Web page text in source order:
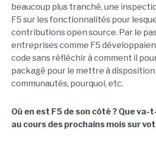
beaucoup plus tranché, une
F5 sur les fonctionnalités pour
contributions open source. Par le
entreprises comme F5
code sans réfléchir à comment il
packagé pour le mettre à disposition
communautés, pourquoi, etc.
Où en est F5 de son côté ? Que
au cours des prochains mois sur